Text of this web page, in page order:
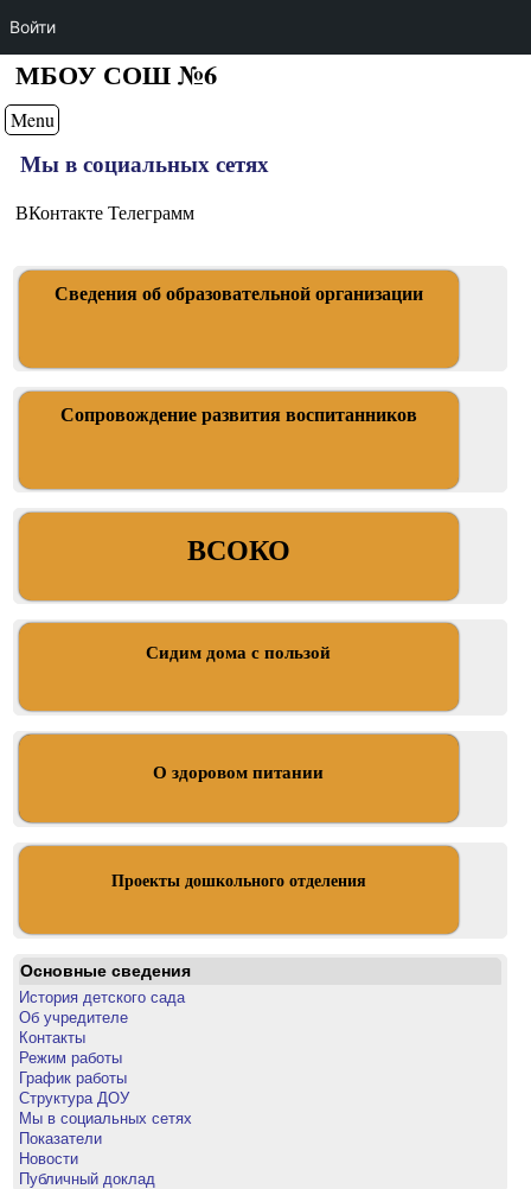
МБОУ СОШ №6
Menu
Мы в социальных сетях
ВКонтакте Телеграмм
Сведения об образовательной организации
Сопровождение развития воспитанников
ВСОКО
Сидим дома с пользой
О здоровом питании
Проекты дошкольного отделения
Основные сведения
История детского сада
Об учредителе
Контакты
Режим работы
График работы
Структура ДОУ
Мы в социальных сетях
Показатели
Новости
Публичный доклад
Войти